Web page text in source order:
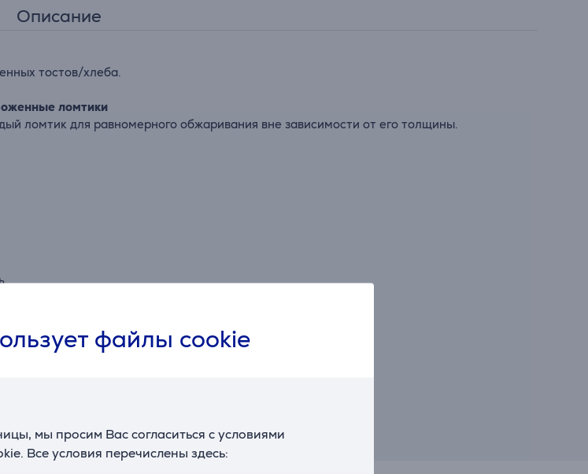
файлы cookie
мы просим Вас согласиться с условиями
Все условия перечислены здесь:
Описание
тостов/хлеба.
ломтики
ломтик для равномерного обжаривания вне зависимости от его толщины.
вкусных тостов.